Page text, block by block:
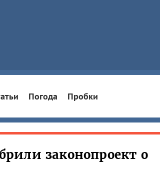
Погода Пробки
законопроект о